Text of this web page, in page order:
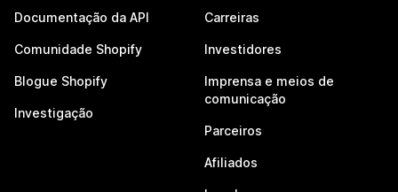
Documentação da API
Comunidade Shopify
Blogue Shopify
Investigação
Carreiras
Investidores
Imprensa e meios de
comunicação
Parceiros
Afiliados